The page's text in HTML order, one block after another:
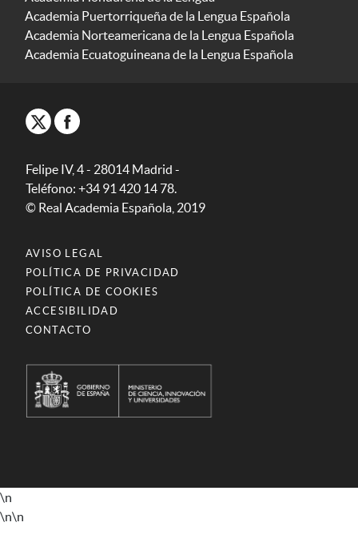
Academia Puertorriqueña de la Lengua Española
Academia Norteamericana de la Lengua Española
Academia Ecuatoguineana de la Lengua Española
Felipe IV, 4 - 28014 Madrid -
Teléfono: +34 91 420 14 78.
© Real Academia Española, 2019
AVISO LEGAL
POLÍTICA DE PRIVACIDAD
POLÍTICA DE COOKIES
ACCESIBILIDAD
CONTACTO
\n
\n\n